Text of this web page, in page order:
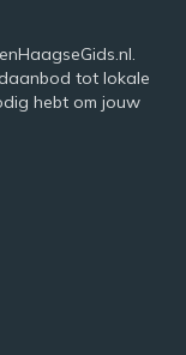
tot lokale
hebt om jouw